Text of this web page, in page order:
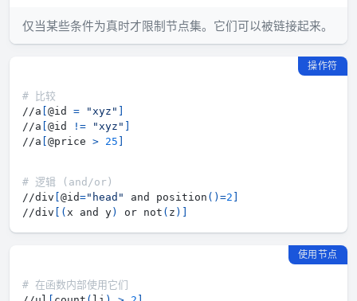
仅当某些条件为真时才限制节点集。它们可以被链接起来。
操作符
# 比较
//a @id = "xyz"
//a @id != "xyz"
//a @price > 25
# 逻辑 (and/or)
//div @id="head" and position ( ) =2
//div
( x and y) or not ( z )
使用节点
# 在函数内部使用它们